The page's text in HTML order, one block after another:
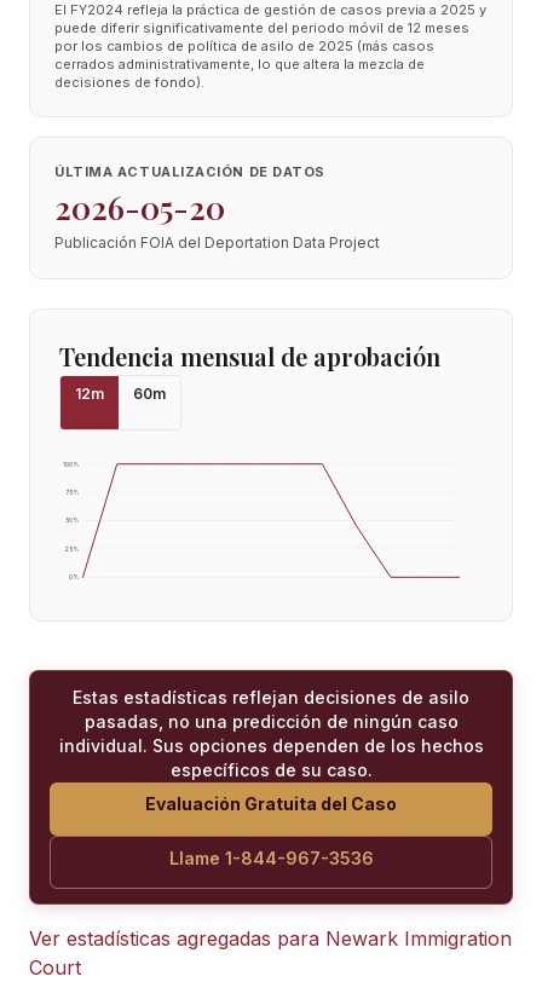
El FY2024 refleja la práctica de gestión de casos previa a 2025 y
puede diferir significativamente del periodo móvil de 12 meses
por los cambios de política de asilo de 2025 (más casos
cerrados administrativamente, lo que altera la mezcla de
decisiones de fondo).
ÚLTIMA ACTUALIZACIÓN DE DATOS
2026-05-20
Publicación FOIA del Deportation Data Project
Tendencia mensual de aprobación
12m 60m
0%
25%
50%
75%
100%
Estas estadísticas reflejan decisiones de asilo
pasadas, no una predicción de ningún caso
individual. Sus opciones dependen de los hechos
específicos de su caso.
Evaluación Gratuita del Caso
Llame 1-844-967-3536
Ver estadísticas agregadas para Newark Immigration
Court